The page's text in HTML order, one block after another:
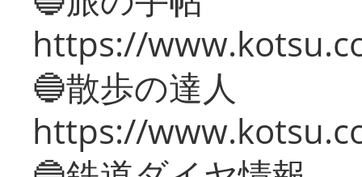
https://
🔵散歩の達人
https://